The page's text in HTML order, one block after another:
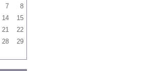
7
8
14
15
21
22
28
29